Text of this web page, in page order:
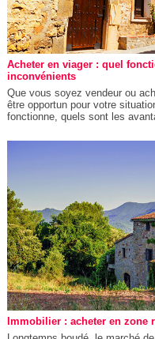
Acheter en viager : quel
inconvénients
Que vous soyez vendeur ou
être opportun pour votre
fonctionne, quels sont les
Immobilier : acheter en zone